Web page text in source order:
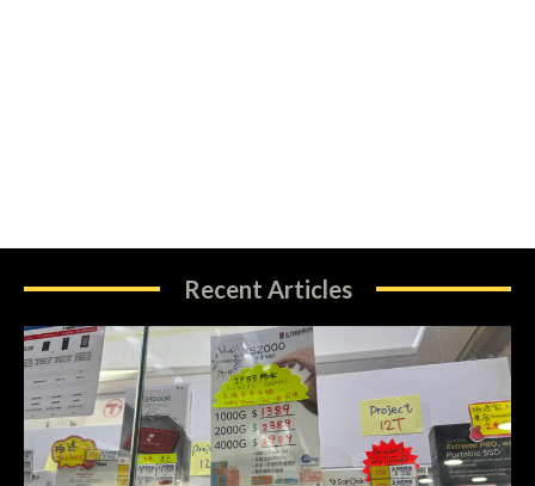
Recent Articles